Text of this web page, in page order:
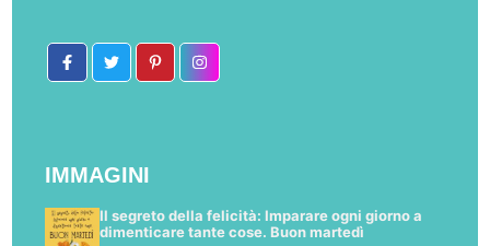
IMMAGINI
Il segreto della felicità: Imparare ogni giorno a
dimenticare tante cose. Buon martedì